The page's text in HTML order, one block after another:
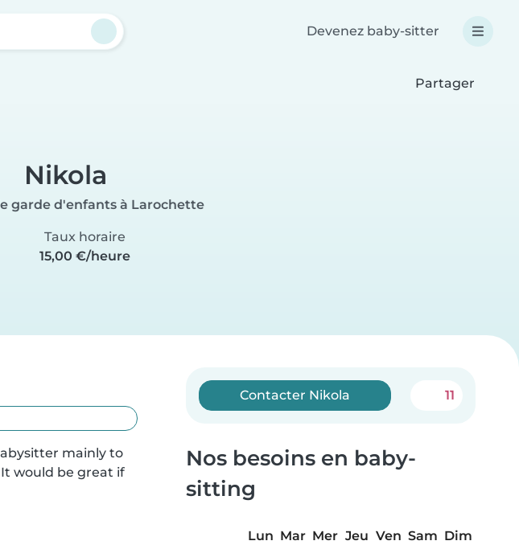
Devenez baby-sitter
Partager
Nikola
garde d'enfants à Larochette
Taux horaire
15,00 €/heure
mainly to
would be great if
Contacter Nikola 11
Nos besoins en baby-
sitting
Lun Mar Mer Jeu Ven Sam Dim